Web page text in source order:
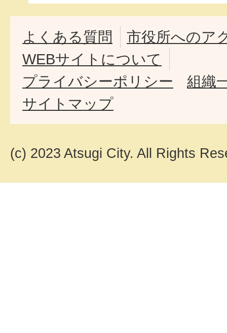
よくある質問
市役所へのア
WEBサイトについて
プライバシーポリシー
組織
サイトマップ
(c) 2023 Atsugi City. All Rights